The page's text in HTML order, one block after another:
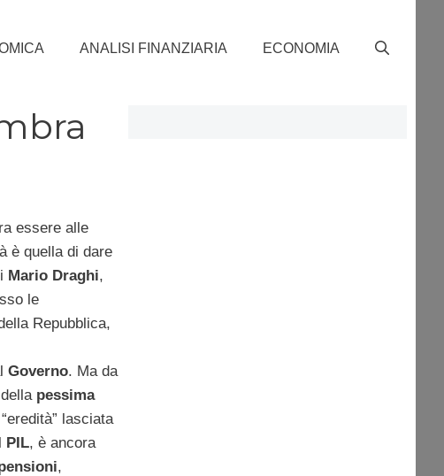
ANALISI FINANZIARIA ECONOMIA
essere alle
è quella di dare
Mario Draghi,
le
Repubblica,
Governo. Ma da
pessima
lasciata
PIL, è ancora
,